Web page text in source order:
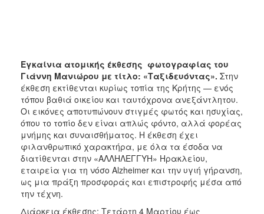
Εγκαίνια ατομικής έκθεσης φωτογραφίας του
Γιάννη Μανιώρου με τίτλο: «Ταξιδευόντας». Στην
έκθεση εκτίθενται κυρίως τοπία της Κρήτης — ενός
τόπου βαθιά οικείου και ταυτόχρονα ανεξάντλητου.
Οι εικόνες αποτυπώνουν στιγμές φωτός και ησυχίας,
όπου το τοπίο δεν είναι απλώς φόντο, αλλά φορέας
μνήμης και συναισθήματος. Η έκθεση έχει
φιλανθρωπικό χαρακτήρα, με όλα τα έσοδα να
διατίθενται στην «ΑΛΛΗΛΕΓΓΥΗ» Ηρακλείου,
εταιρεία για τη νόσο Alzheimer και την υγιή γήρανση,
ως μια πράξη προσφοράς και επιστροφής μέσα από
την τέχνη.
Διάρκεια έκθεσης: Τετάρτη 4 Μαρτίου έως